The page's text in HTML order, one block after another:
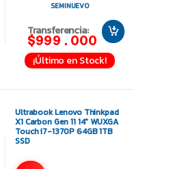
SEMINUEVO
Transferencia:
$999.000
¡Último en Stock!
Ultrabook Lenovo Thinkpad
X1 Carbon Gen 11 14″ WUXGA
Touch i7-1370P 64GB 1TB
SSD